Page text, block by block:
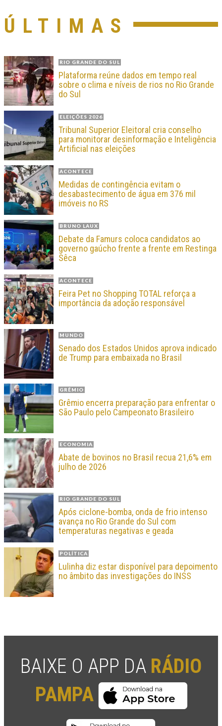
ÚLTIMAS
RIO GRANDE DO SUL
Plataforma reúne dados em tempo real
sobre o clima e níveis de rios no Rio Grande
do Sul
ELEIÇÕES 2026
Tribunal Superior Eleitoral cria conselho
para monitorar desinformação e Inteligência
Artificial nas eleições
ACONTECE
Medidas de contingência evitam o
desabastecimento de água em 376 mil
imóveis no RS
BRUNO LAUX
Debate da Famurs coloca candidatos ao
governo gaúcho frente a frente em Restinga
Sêca
ACONTECE
Feira Pet no Shopping TOTAL reforça a
importância da adoção responsável
MUNDO
Senado dos Estados Unidos aprova indicado
de Trump para embaixada no Brasil
GRÊMIO
Grêmio encerra preparação para enfrentar o
São Paulo pelo Campeonato Brasileiro
ECONOMIA
Abate de bovinos no Brasil recua 21,6% em
julho de 2026
RIO GRANDE DO SUL
Após ciclone-bomba, onda de frio intenso
avança no Rio Grande do Sul com
temperaturas negativas e geada
POLÍTICA
Lulinha diz estar disponível para depoimento
no âmbito das investigações do INSS
BAIXE O APP DA RÁDIO
PAMPA